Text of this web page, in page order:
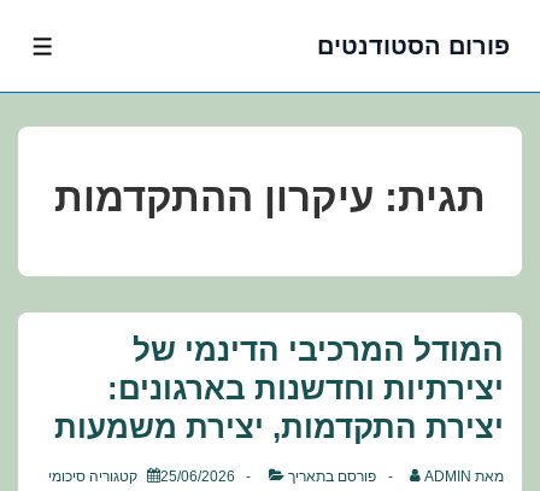
פורום הסטודנטים
תגית: עיקרון ההתקדמות
המודל המרכיבי הדינמי של
יצירתיות וחדשנות בארגונים:
יצירת התקדמות, יצירת משמעות
מאת ADMIN פורסם בתאריך 25/06/2026 קטגוריה סיכומי